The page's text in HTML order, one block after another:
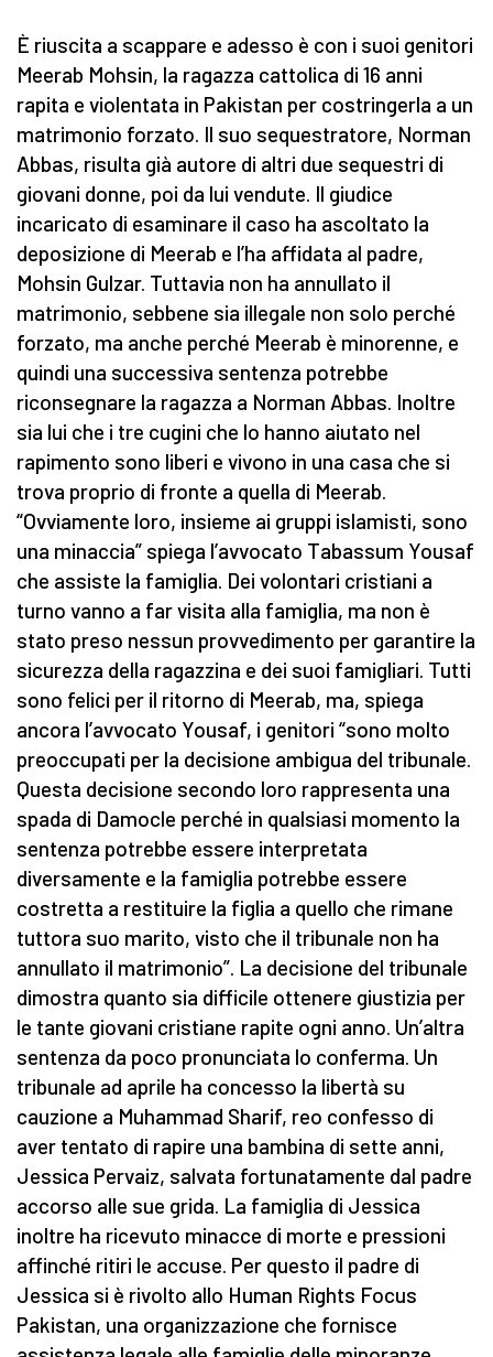
È riuscita a scappare e adesso è con i suoi genitori
Meerab Mohsin, la ragazza cattolica di 16 anni
rapita e violentata in Pakistan per costringerla a un
matrimonio forzato. Il suo sequestratore, Norman
Abbas, risulta già autore di altri due sequestri di
giovani donne, poi da lui vendute. Il giudice
incaricato di esaminare il caso ha ascoltato la
deposizione di Meerab e l’ha affidata al padre,
Mohsin Gulzar. Tuttavia non ha annullato il
matrimonio, sebbene sia illegale non solo perché
forzato, ma anche perché Meerab è minorenne, e
quindi una successiva sentenza potrebbe
riconsegnare la ragazza a Norman Abbas. Inoltre
sia lui che i tre cugini che lo hanno aiutato nel
rapimento sono liberi e vivono in una casa che si
trova proprio di fronte a quella di Meerab.
“Ovviamente loro, insieme ai gruppi islamisti, sono
una minaccia” spiega l’avvocato Tabassum Yousaf
che assiste la famiglia. Dei volontari cristiani a
turno vanno a far visita alla famiglia, ma non è
stato preso nessun provvedimento per garantire la
sicurezza della ragazzina e dei suoi famigliari. Tutti
sono felici per il ritorno di Meerab, ma, spiega
ancora l’avvocato Yousaf, i genitori “sono molto
preoccupati per la decisione ambigua del tribunale.
Questa decisione secondo loro rappresenta una
spada di Damocle perché in qualsiasi momento la
sentenza potrebbe essere interpretata
diversamente e la famiglia potrebbe essere
costretta a restituire la figlia a quello che rimane
tuttora suo marito, visto che il tribunale non ha
annullato il matrimonio”. La decisione del tribunale
dimostra quanto sia difficile ottenere giustizia per
le tante giovani cristiane rapite ogni anno. Un’altra
sentenza da poco pronunciata lo conferma. Un
tribunale ad aprile ha concesso la libertà su
cauzione a Muhammad Sharif, reo confesso di
aver tentato di rapire una bambina di sette anni,
Jessica Pervaiz, salvata fortunatamente dal padre
accorso alle sue grida. La famiglia di Jessica
inoltre ha ricevuto minacce di morte e pressioni
affinché ritiri le accuse. Per questo il padre di
Jessica si è rivolto allo Human Rights Focus
Pakistan, una organizzazione che fornisce